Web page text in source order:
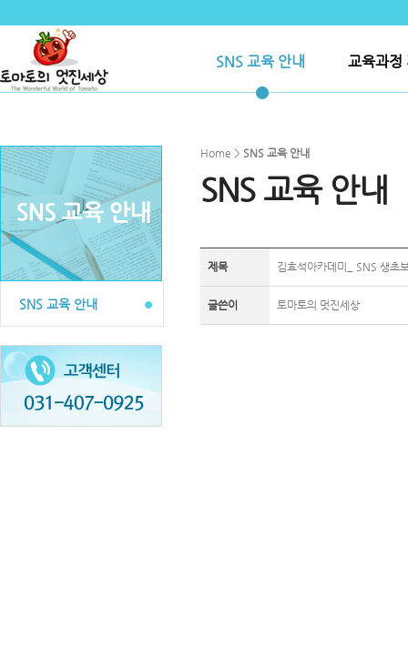
SNS 교육 안내 교육과정
SNS 교육 안내
Home > SNS 교육 안내
SNS 교육 안내
제목 김효석아카데미_ SNS 생초
글쓴이 토마토의 멋진세상